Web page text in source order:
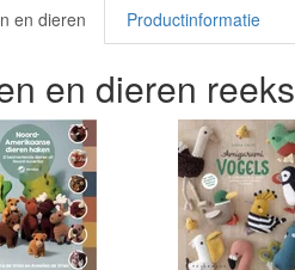
en dieren Productinformatie
en dieren reeks